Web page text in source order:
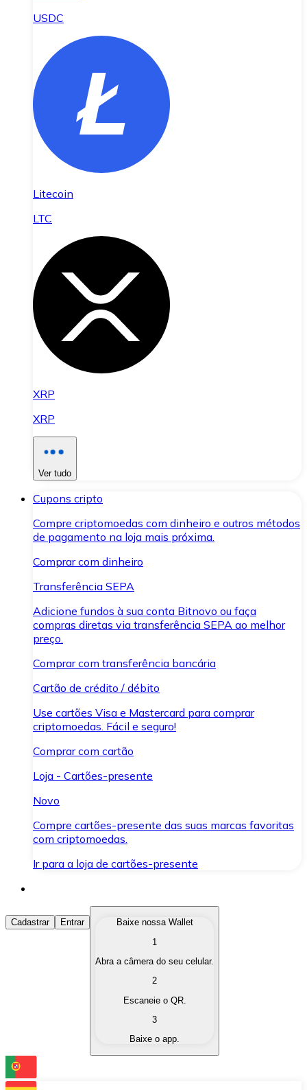
USDC
Litecoin
LTC
XRP
XRP
Ver tudo
Cupons cripto
Compre criptomoedas com dinheiro e outros métodos
de pagamento na loja mais próxima.
Comprar com dinheiro
Transferência SEPA
Adicione fundos à sua conta Bitnovo ou faça
compras diretas via transferência SEPA ao melhor
preço.
Comprar com transferência bancária
Cartão de crédito / débito
Use cartões Visa e Mastercard para comprar
criptomoedas. Fácil e seguro!
Comprar com cartão
Loja - Cartões-presente
Novo
Compre cartões-presente das suas marcas favoritas
com criptomoedas.
Ir para a loja de cartões-presente
Comprar Criptomoedas
Compre as criptomoedas de seu interesse de forma
Converta suas criptomoedas em moeda fiduciária
Troque uma criptomoeda por outra
Cadastrar Entrar
Baixe nossa Wallet
1
Abra a câmera do seu celular.
2
Escaneie o QR.
3
Baixe o app.